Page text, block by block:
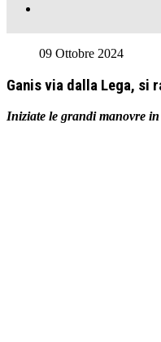
09 Ottobre 2024
Ganis via dalla Lega, si
Iniziate le grandi manovre